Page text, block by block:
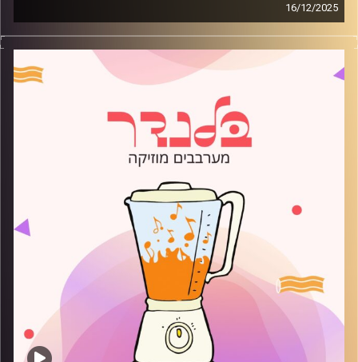
16/12/2025
מוזיקה רגועה לפתוח איתה את הבוקר בהגשת רועי בלוך
קרדיט תמונות:
AudioVersity